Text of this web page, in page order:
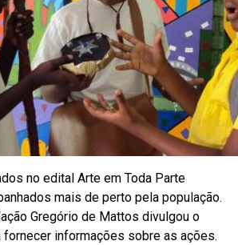
no edital Arte em Toda Parte
mais de perto pela população.
Gregório de Mattos divulgou o
fornecer informações sobre as ações.